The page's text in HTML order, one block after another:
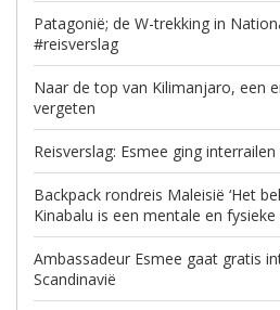
Patagonië; de W-trekking in
#reisverslag
Naar de top van Kilimanjaro, een
vergeten
Reisverslag: Esmee ging
Backpack rondreis Maleisië ‘Het
Kinabalu is een mentale en
Ambassadeur Esmee gaat gratis
Scandinavië